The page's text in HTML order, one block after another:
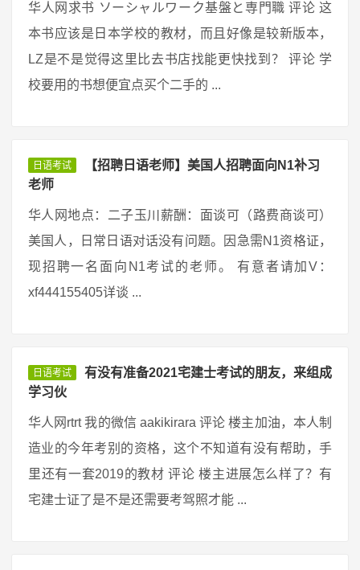
华人网求书 ソーシャルワーク基盤と専門職 评论 这
本书应该是日本学校的教材，而且好像是较新版本，
LZ是不是觉得这里比去书店找能更快找到？ 评论 学
校要用的书想便宜点买个二手的 ...
日语考试
【招聘日语老师】美国人招聘面向N1补习
老师
华人网地点：二子玉川薪酬：面谈可（路费商谈可）
美国人，日常日语对话没有问题。因急需N1资格证，
现招聘一名面向N1考试的老师。 有意者请加V：
xf444155405详谈 ...
日语考试
有没有准备2021宅建士考试的朋友，来组成
学习伙
华人网rtrt 我的微信 aakikirara 评论 楼主加油，本人制
造业的今年考别的资格，这个不知道有没有帮助，手
里还有一套2019的教材 评论 楼主进展怎么样了？有
宅建士证了是不是还需要考驾照才能 ...